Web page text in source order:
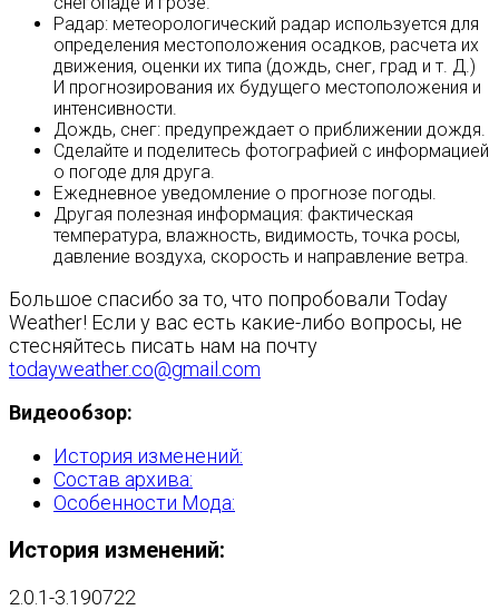
Радар: метеорологический радар используется для
определения местоположения осадков, расчета их
движения, оценки их типа (дождь, снег, град и т. Д.)
И прогнозирования их будущего местоположения и
интенсивности.
Дождь, снег: предупреждает о приближении дождя.
Сделайте и поделитесь фотографией с информацией
о погоде для друга.
Ежедневное уведомление о прогнозе погоды.
Другая полезная информация: фактическая
температура, влажность, видимость, точка росы,
давление воздуха, скорость и направление ветра.
Большое спасибо за то, что попробовали Today
Weather! Если у вас есть какие-либо вопросы, не
стесняйтесь писать нам на почту
todayweather.co@gmail.com
Видеообзор:
История изменений:
Состав архива:
Особенности Мода:
История изменений:
2.0.1-3.190722